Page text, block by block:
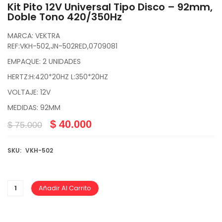
Kit Pito 12V Universal Tipo Disco – 92mm,
Doble Tono 420/350Hz
MARCA: VEKTRA
REF:VKH-502,JN-502RED,0709081
EMPAQUE: 2 UNIDADES
HERTZ:H:420*20HZ L:350*20HZ
VOLTAJE: 12V
MEDIDAS: 92MM
$75.000 $ 40.000
SKU: VKH-502
Añadir Al Carrito